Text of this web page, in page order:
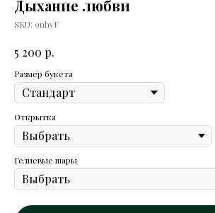
Дыхание любви
SKU: 9nhvF
5 200 р.
Размер букета
Открытка
Гелиевые шары